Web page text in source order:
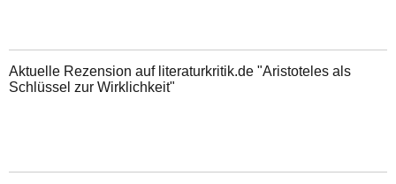
Aktuelle Rezension auf literaturkritik.de "Aristoteles als
Schlüssel zur Wirklichkeit"